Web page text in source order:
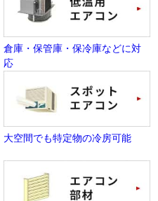
倉庫・保管庫・保冷庫などに対
応
大空間でも特定物の冷房可能